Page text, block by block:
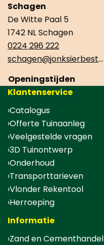
Schagen
De Witte Paal 5
1742 NL Schagen
0224 296 222
schagen@jonksierbestrating.nl
Openingstijden
Klantenservice
Catalogus
Offerte Tuinaanleg
Veelgestelde vragen
3D Tuinontwerp
Onderhoud
Transporttarieven
Vlonder Rekentool
Herroeping
Informatie
Zand en Cementhandel